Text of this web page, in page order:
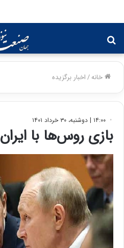
برای
خانه/اخبار برگزیده
۱۴:۰۰ | دوشنبه، ۳۰ خرداد ۱۴۰۱
بازی روس‌ها با ایران